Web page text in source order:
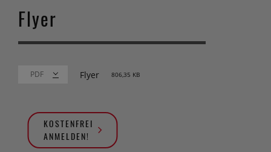
Flyer
Flyer 806,35 KB
KOSTENFREI
ANMELDEN!